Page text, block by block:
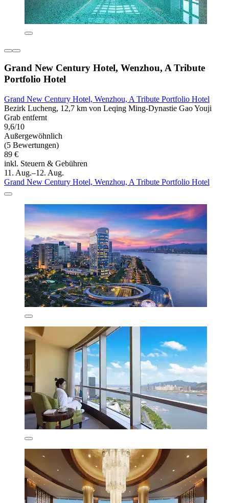
Grand New Century Hotel, Wenzhou, A Tribute
Portfolio Hotel
Grand New Century Hotel, Wenzhou, A Tribute Portfolio Hotel
Bezirk Lucheng, 12,7 km von Leqing Ming-Dynastie Gao Youji
Grab entfernt
9,6/10
Außergewöhnlich
(5 Bewertungen)
89 €
inkl. Steuern & Gebühren
11. Aug.–12. Aug.
Grand New Century Hotel, Wenzhou, A Tribute Portfolio Hotel